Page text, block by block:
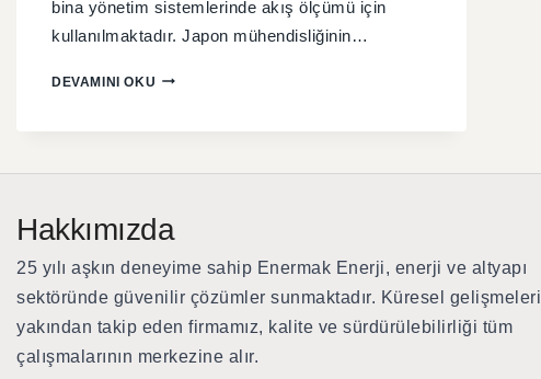
bina yönetim sistemlerinde akış ölçümü için
kullanılmaktadır. Japon mühendisliğinin…
DEVAMINI OKU
Hakkımızda
25 yılı aşkın deneyime sahip Enermak Enerji, enerji ve altyapı
sektöründe güvenilir çözümler sunmaktadır. Küresel gelişmeleri
yakından takip eden firmamız, kalite ve sürdürülebilirliği tüm
çalışmalarının merkezine alır.